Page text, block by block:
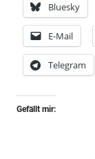
Bluesky
E-Mail
Telegram
Gefällt mir: